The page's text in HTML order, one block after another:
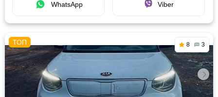
WhatsApp Viber
8 3